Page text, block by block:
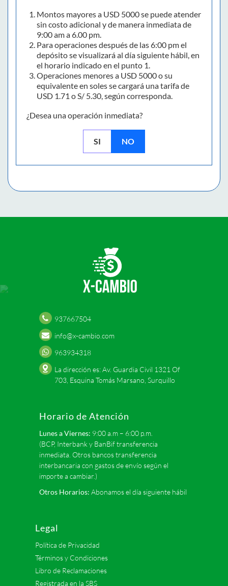
Montos mayores a USD 5000 se puede atender
sin costo adicional y de manera inmediata de
9:00 am a 6.00 pm.
Para operaciones después de las 6:00 pm el
depósito se visualizará al día siguiente hábil, en
el horario indicado en el punto 1.
Operaciones menores a USD 5000 o su
equivalente en soles se cargará una tarifa de
USD 1.71 o S/ 5.30, según corresponda.
¿Desea una operación inmediata?
SI NO
937667504
info@x-cambio.com
963934318
La dirección es: Av. Guardia Civil 1321 Of
703, Esquina Tomás Marsano, Surquillo
Horario de Atención
Lunes a Viernes: 9:00 a.m – 6:00 p.m.
(BCP, Interbank y BanBif transferencia
inmediata. Otros bancos transferencia
interbancaria con gastos de envío según el
importe a cambiar.)
Otros Horarios: Abonamos el día siguiente hábil
Legal
Política de Privacidad
Términos y Condiciones
Libro de Reclamaciones
Registrada en la SBS